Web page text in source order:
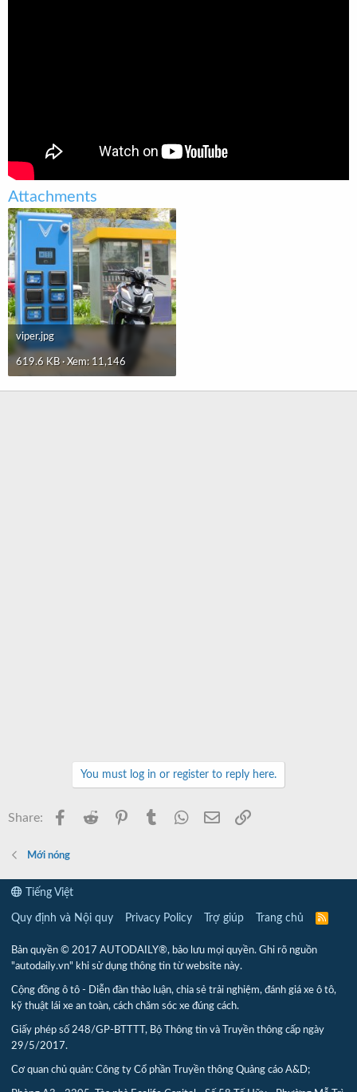
Attachments
viper.jpg
619.6 KB · Xem: 11,146
You must log in or register to reply here.
Share: Facebook
Reddit PinterestTumblr WhatsApp
Email
Mới nóng
Tiếng Việt
Quy định và Nội quy Privacy Policy Trợ giúp Trang chủ
R
Bản quyền © 2017 AUTODAILY®, bảo lưu mọi quyền. Ghi rõ nguồn
"autodaily.vn" khi sử dụng thông tin từ website này.
Cộng đồng ô tô - Diễn đàn thảo luận, chia sẻ trải nghiệm, đánh giá xe ô tô,
kỹ thuật lái xe an toàn, cách chăm sóc xe đúng cách.
Giấy phép số 248/GP-BTTTT, Bộ Thông tin và Truyền thông cấp ngày
29/5/2017.
Cơ quan chủ quản: Công ty Cổ phần Truyền thông Quảng cáo A&D;